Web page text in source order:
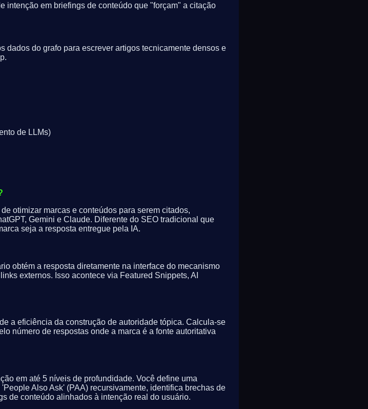
intenção em briefings de conteúdo que "forçam" a citação
dados do grafo para escrever artigos tecnicamente densos e
de LLMs)
otimizar marcas e conteúdos para serem citados,
Gemini e Claude. Diferente do SEO tradicional que
seja a resposta entregue pela IA.
obtém a resposta diretamente na interface do mecanismo
externos. Isso acontece via Featured Snippets, AI
a eficiência da construção de autoridade tópica. Calcula-se
número de respostas onde a marca é a fonte autoritativa
em até 5 níveis de profundidade. Você define uma
Also Ask' (PAA) recursivamente, identifica brechas de
de conteúdo alinhados à intenção real do usuário.